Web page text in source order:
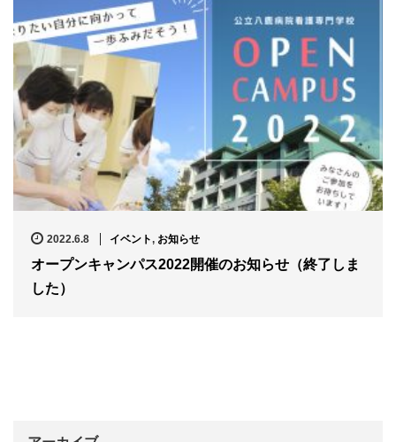
2022.6.8 イベント, お知らせ
オープンキャンパス2022開催のお知らせ（終了しま
した）